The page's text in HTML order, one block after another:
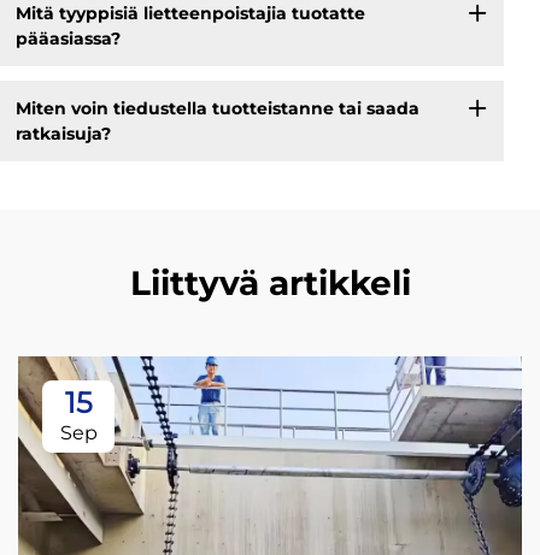
Mitä tyyppisiä lietteenpoistajia tuotatte
pääasiassa?
Miten voin tiedustella tuotteistanne tai saada
ratkaisuja?
Liittyvä artikkeli
15
Sep